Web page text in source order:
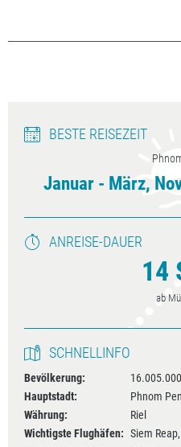
BESTE REISEZEIT
Januar - März,
ANREISE-DAUER
14
ab
SCHNELLINFO
Bevölkerung:
16.005.000
Hauptstadt:
Phnom
Währung:
Riel
Wichtigste Flughäfen: Siem